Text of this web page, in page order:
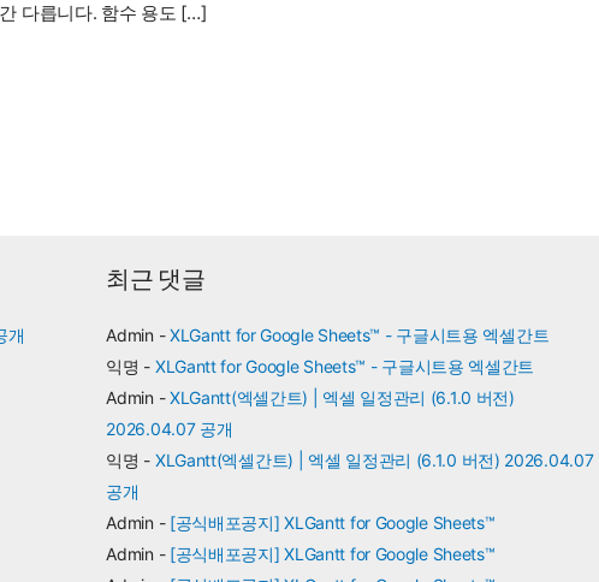
다릅니다. 함수 용도 […]
개
최근 댓글
Admin -XLGantt for Google Sheets™ - 구글시트용 엑셀간트
익명 - XLGantt for Google Sheets™ - 구글시트용 엑셀간트
Admin -XLGantt(엑셀간트) | 엑셀 일정관리 (6.1.0 버전)
2026.04.07 공개
익명 - XLGantt(엑셀간트) | 엑셀 일정관리 (6.1.0 버전) 2026.04.07
공개
Admin - [공식배포공지] XLGantt for Google Sheets™
Admin - [공식배포공지] XLGantt for Google Sheets™